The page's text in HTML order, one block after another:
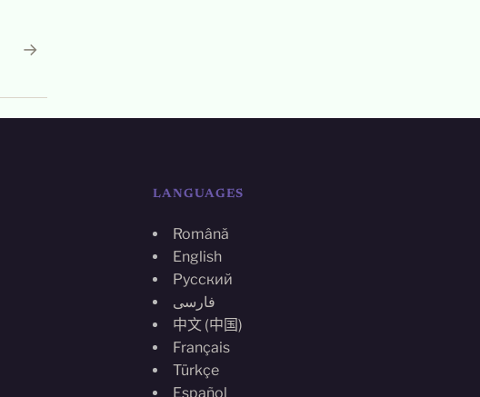
→
LANGUAGES
Română
English
Русский
فارسی
中文 (中国)
Français
Türkçe
Español